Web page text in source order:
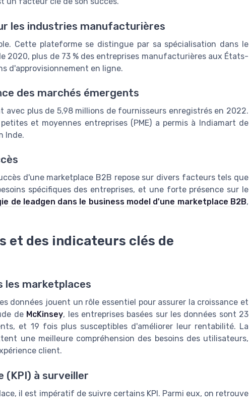
les industries manufacturières
Cette plateforme se distingue par sa spécialisation dans le
2020, plus de 73 % des entreprises manufacturières aux États-
d'approvisionnement en ligne.
des marchés émergents
plus de 5,98 millions de fournisseurs enregistrés en 2022.
et moyennes entreprises (PME) a permis à Indiamart de
Inde.
d'une marketplace B2B repose sur divers facteurs tels que
spécifiques des entreprises, et une forte présence sur le
de leadgen dans le business model d'une marketplace B2B,
et des indicateurs clés de
les marketplaces
données jouent un rôle essentiel pour assurer la croissance et
de McKinsey, les entreprises basées sur les données sont 23
et 19 fois plus susceptibles d'améliorer leur rentabilité. La
une meilleure compréhension des besoins des utilisateurs,
client.
(KPI) à surveiller
il est impératif de suivre certains KPI. Parmi eux, on retrouve